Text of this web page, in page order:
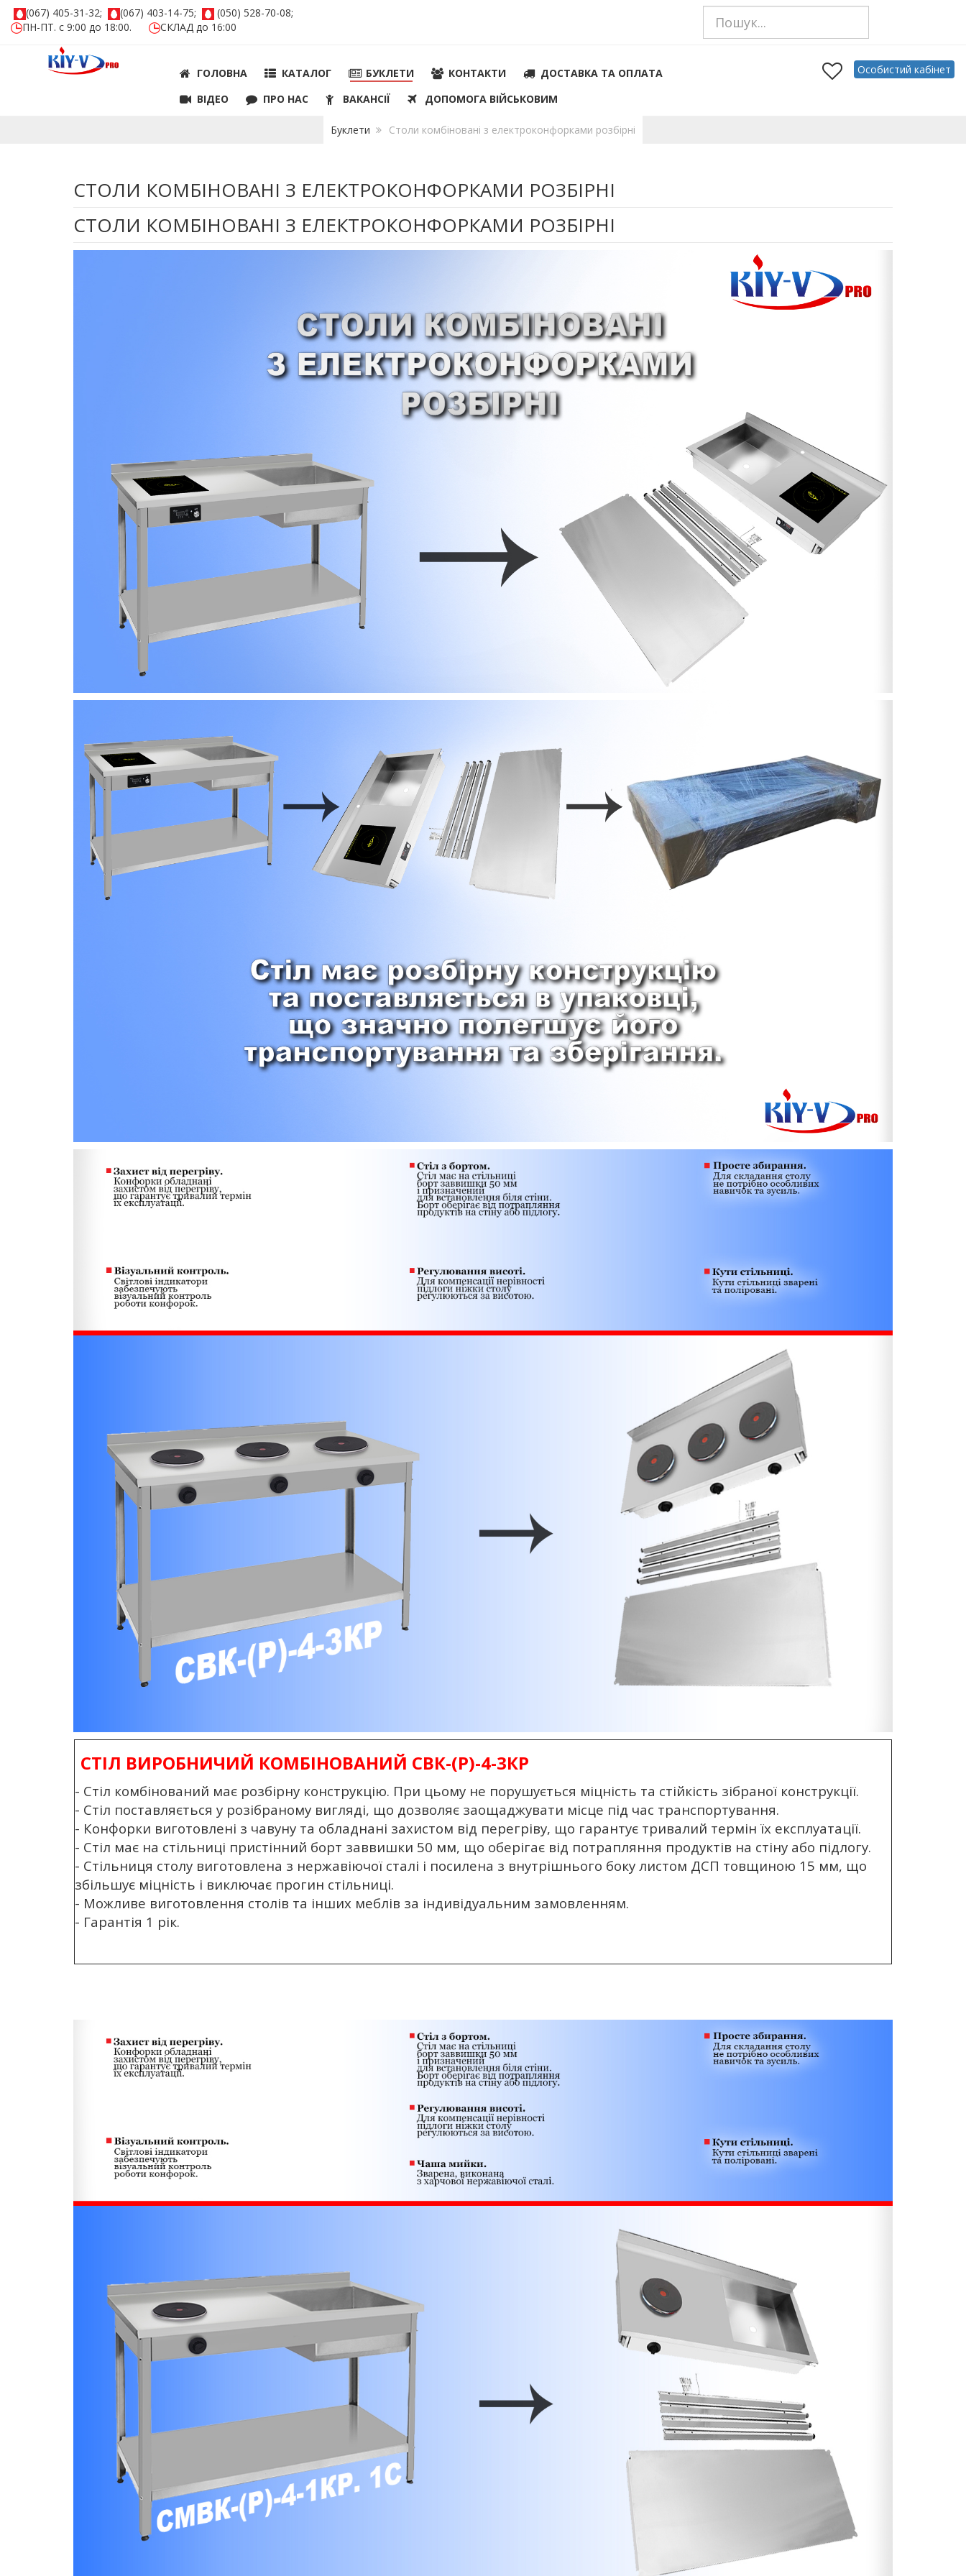
(067) 405-31-32; (067) 403-14-75;
(050) 528-70-08;
ПН-ПТ. с 9:00 до 18:00.
СКЛАД до 16:00
ГОЛОВНА КАТАЛОГ БУКЛЕТИ КОНТАКТИ
ДОСТАВКА ТА ОПЛАТА
ВIДЕО
ПРО НАС ВАКАНСІЇ ДОПОМОГА ВІЙСЬКОВИМ
Особистий кабінет
Буклети Столи комбіновані з електроконфорками розбірні
СТОЛИ КОМБІНОВАНІ З ЕЛЕКТРОКОНФОРКАМИ РОЗБІРНІ
СТОЛИ КОМБІНОВАНІ З ЕЛЕКТРОКОНФОРКАМИ РОЗБІРНІ
СТІЛ ВИРОБНИЧИЙ КОМБІНОВАНИЙ СВК-(Р)-4-3КР
- Стіл комбінований має розбірну конструкцію. При цьому не порушується міцність та стійкість зібраної конструкції.
- Стіл поставляється у розібраному вигляді, що дозволяє заощаджувати місце під час транспортування.
- Конфорки виготовлені з чавуну та обладнані захистом від перегріву, що гарантує тривалий термін їх експлуатації.
- Стіл має на стільниці пристінний борт заввишки 50 мм, що оберігає від потрапляння продуктів на стіну або підлогу.
- Стільниця столу виготовлена ​​з нержавіючої сталі і посилена з внутрішнього боку листом ДСП товщиною 15 мм, що
збільшує міцність і виключає прогин стільниці.
- Можливе виготовлення столів та інших меблів за індивідуальним замовленням.
- Гарантія 1 рік.